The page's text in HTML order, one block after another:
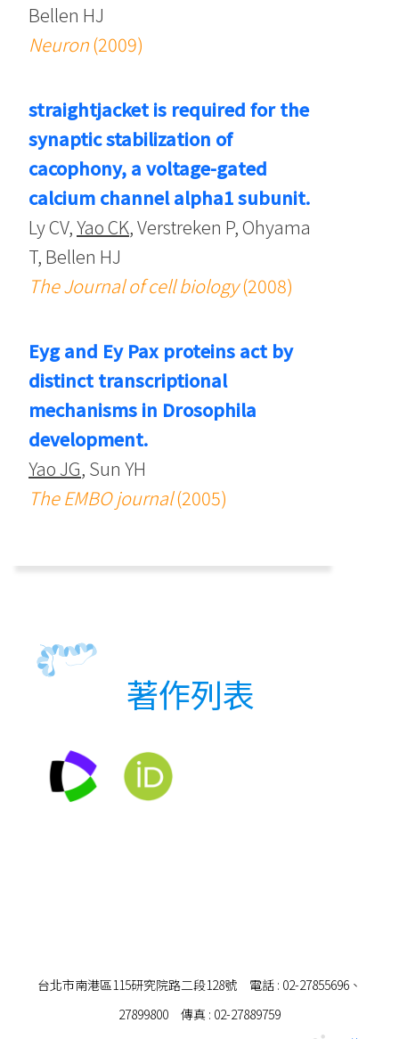
Bellen HJ
Neuron(2009)
straightjacket is required for the
synaptic stabilization of
cacophony, a voltage-gated
calcium channel alpha1 subunit.
Ly CV,Yao CK, Verstreken P, Ohyama
T, Bellen HJ
The Journal of cell biology(2008)
Eyg and Ey Pax proteins act by
distinct transcriptional
mechanisms in Drosophila
development.
Yao JG, Sun YH
The EMBO journal(2005)
著作列表
台北市南港區115研究院路二段128號 電話 : 02-27855696、
27899800 傳真 : 02-27889759